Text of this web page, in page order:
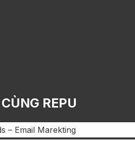
REPU
– Email Marekting